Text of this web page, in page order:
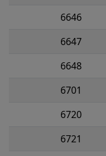
6646
6647
6648
6701
6720
6721